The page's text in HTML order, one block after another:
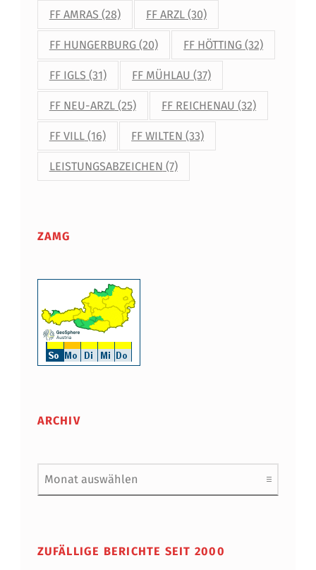
FF AMRAS (28) FF ARZL (30)
FF HUNGERBURG(20) FF HÖTTING (32)
FF IGLS (31) FF MÜHLAU (37)
FF NEU-ARZL(25) FF REICHENAU (32)
FF VILL(16) FF WILTEN (33)
LEISTUNGSABZEICHEN (7)
ZAMG
ARCHIV
Archiv
ZUFÄLLIGE BERICHTE SEIT 2000